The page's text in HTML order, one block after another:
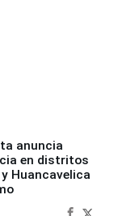
anuncia
en distritos
Huancavelica